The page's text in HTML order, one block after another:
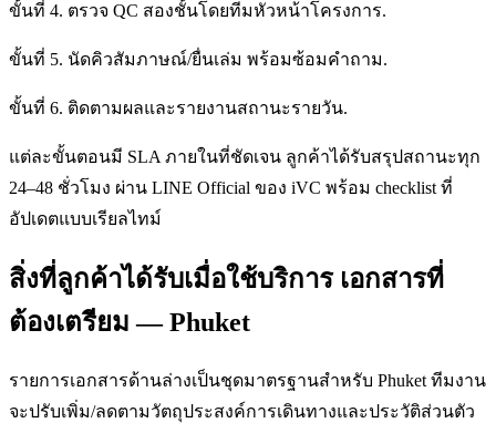
ขั้นที่ 4. ตรวจ QC สองชั้นโดยทีมหัวหน้าโครงการ.
ขั้นที่ 5. นัดคิวสัมภาษณ์/ยื่นเล่ม พร้อมซ้อมคำถาม.
ขั้นที่ 6. ติดตามผลและรายงานสถานะรายวัน.
แต่ละขั้นตอนมี SLA ภายในที่ชัดเจน ลูกค้าได้รับสรุปสถานะทุก
24–48 ชั่วโมง ผ่าน LINE Official ของ iVC พร้อม checklist ที่
อัปเดตแบบเรียลไทม์
สิ่งที่ลูกค้าได้รับเมื่อใช้บริการ เอกสารที่
ต้องเตรียม — Phuket
รายการเอกสารด้านล่างเป็นชุดมาตรฐานสำหรับ Phuket ทีมงาน
จะปรับเพิ่ม/ลดตามวัตถุประสงค์การเดินทางและประวัติส่วนตัว